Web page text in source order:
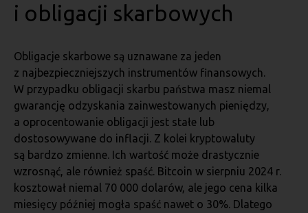
i obligacji skarbowych
Obligacje skarbowe są uznawane za jeden
z najbezpieczniejszych instrumentów finansowych.
W przypadku obligacji skarbu państwa masz niemal
gwarancję odzyskania zainwestowanych pieniędzy,
a oprocentowanie obligacji jest stałe lub
dostosowywane do inflacji. Z kolei kryptowaluty
są bardzo zmienne. Ich wartość może drastycznie
wzrosnąć, ale również spaść. Bitcoin w sierpniu 2024 r.
kosztował niemal 70 000 dolarów, ale jego cena kilka
miesięcy później mogła spaść nawet o 30%. Dlatego